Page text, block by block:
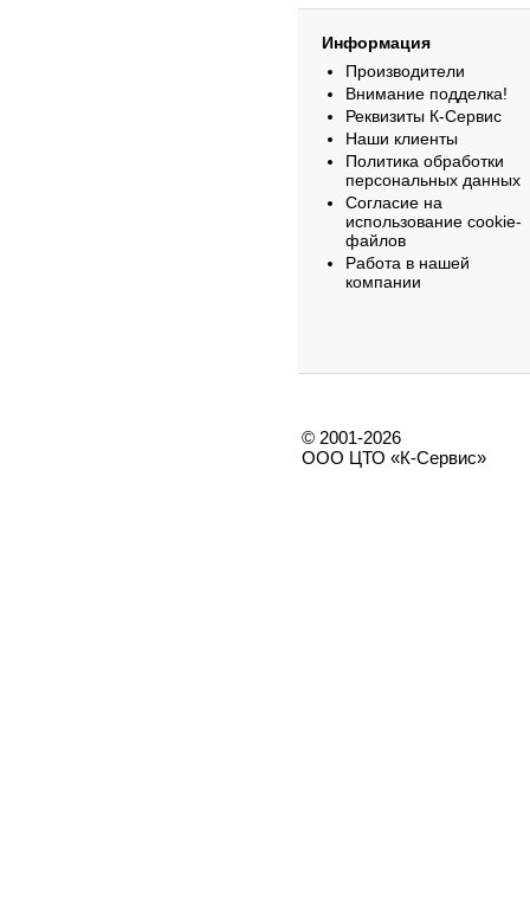
Информация
Производители
Внимание подделка!
Реквизиты К-Сервис
Наши клиенты
Политика обработки
персональных данных
Согласие на
использование cookie-
файлов
Работа в нашей
компании
© 2001-2026
ООО ЦТО «К-Сервис»